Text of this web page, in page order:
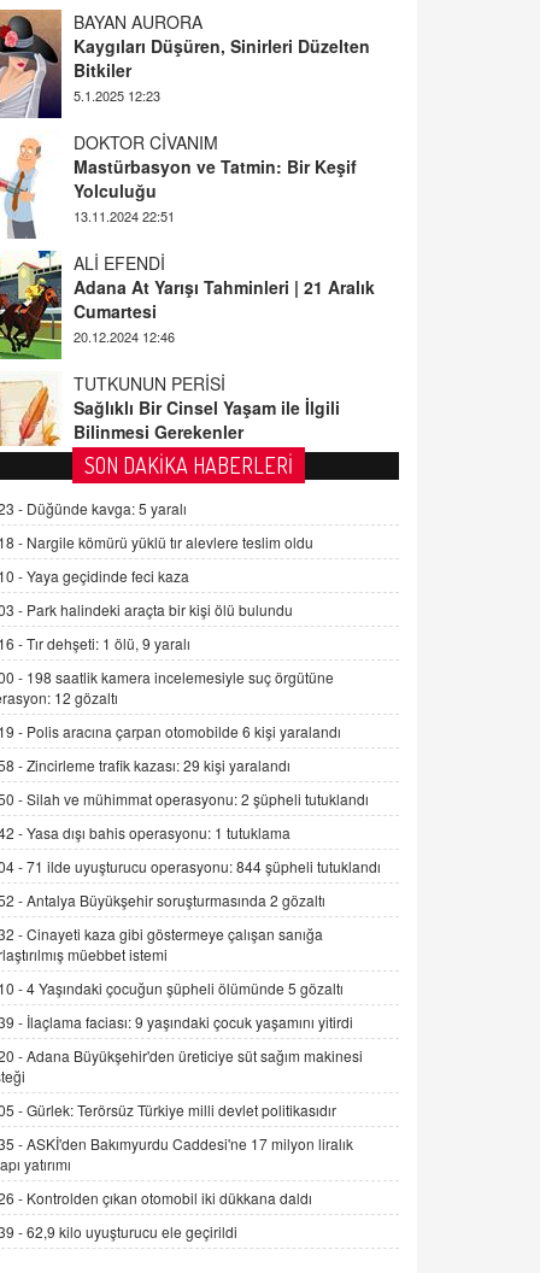
Bitkiler
5.1.2025 12:23
DOKTOR CİVANIM
Yolculuğu
13.11.2024 22:51
ALİ EFENDİ
Cumartesi
20.12.2024 12:46
TUTKUNUN PERİSİ
Bilinmesi Gerekenler
08.11.2024 13:16
FARUK ÖNALAN
Tezkere Onaylanmasaydı…
2 Kasım 2021 Salı 00:11
AV. DOĞAN CAN DOĞAN
Kişisel verilerin korunması ve dijital
hukukun gelişimi
15.09.2025 16:17
SEHER EREK
Kış Ayları Geldi, Hangi Önlemler
Alınmalı?
9.12.2025 10:11
İNCİ GÜL AKÖL
Trump Keşke Adana'yı da Ziyaret Etse...
06.07.2026 13:00
ADEM AKÖL
Esed Destekçilerinin Yüzüne Vurulan
Şamar: Sednaya
11.12.2024 12:30
DR. EKREM ASLAN
Yürüyoruz" Cümlesinin Peşinden
19.07.2025 12:45
GÖNÜL MENEKŞE
Şifacının Yolu
04.11.2025 12:56
SON DAKİKA HABERLERİ
- Düğünde kavga: 5 yaralı
- Nargile kömürü yüklü tır alevlere teslim oldu
-Yaya geçidinde feci kaza
- Park halindeki araçta bir kişi ölü bulundu
-Tır dehşeti: 1 ölü, 9 yaralı
- 198 saatlik kamera incelemesiyle suç örgütüne
12 gözaltı
- Polis aracına çarpan otomobilde 6 kişi yaralandı
-Zincirleme trafik kazası: 29 kişi yaralandı
-Silah ve mühimmat operasyonu: 2 şüpheli tutuklandı
-Yasa dışı bahis operasyonu: 1 tutuklama
-71 ilde uyuşturucu operasyonu: 844 şüpheli tutuklandı
-Antalya Büyükşehir soruşturmasında 2 gözaltı
-Cinayeti kaza gibi göstermeye çalışan sanığa
müebbet istemi
-4 Yaşındaki çocuğun şüpheli ölümünde 5 gözaltı
- İlaçlama faciası: 9 yaşındaki çocuk yaşamını yitirdi
-Adana Büyükşehir'den üreticiye süt sağım makinesi
-Gürlek: Terörsüz Türkiye milli devlet politikasıdır
-ASKİ'den Bakımyurdu Caddesi'ne 17 milyon liralık
yatırımı
- Kontrolden çıkan otomobil iki dükkana daldı
-62,9 kilo uyuşturucu ele geçirildi